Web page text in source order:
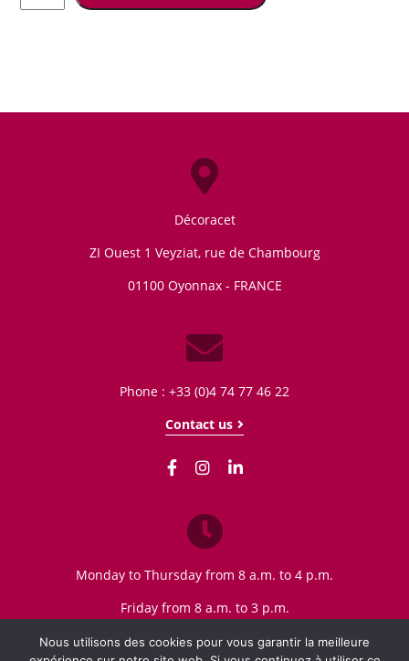
Décoracet
ZI Ouest 1 Veyziat, rue de Chambourg
01100 Oyonnax - FRANCE
Phone : +33 (0)4 74 77 46 22
Contact us
Monday to Thursday from 8 a.m. to 4 p.m.
Friday from 8 a.m. to 3 p.m.
Nous utilisons des cookies pour vous garantir la meilleure